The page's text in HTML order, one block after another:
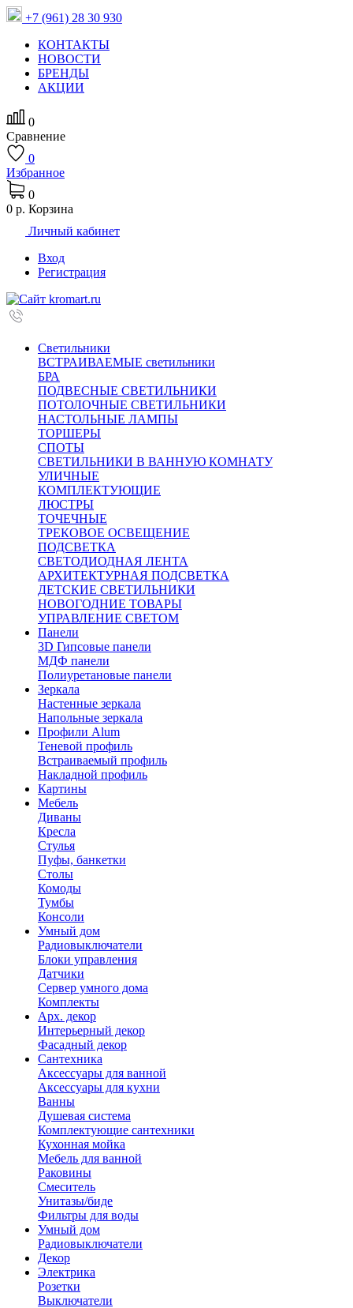
+7 (961) 28 30 930
КОНТАКТЫ
НОВОСТИ
БРЕНДЫ
АКЦИИ
0
Сравнение
0
Избранное
0
0 р. Корзина
Личный кабинет
Вход
Регистрация
Светильники
ВСТРАИВАЕМЫЕ светильники
БРА
ПОДВЕСНЫЕ СВЕТИЛЬНИКИ
ПОТОЛОЧНЫЕ СВЕТИЛЬНИКИ
НАСТОЛЬНЫЕ ЛАМПЫ
ТОРШЕРЫ
СПОТЫ
СВЕТИЛЬНИКИ В ВАННУЮ КОМНАТУ
УЛИЧНЫЕ
КОМПЛЕКТУЮЩИЕ
ЛЮСТРЫ
ТОЧЕЧНЫЕ
ТРЕКОВОЕ ОСВЕЩЕНИЕ
ПОДСВЕТКА
СВЕТОДИОДНАЯ ЛЕНТА
АРХИТЕКТУРНАЯ ПОДСВЕТКА
ДЕТСКИЕ СВЕТИЛЬНИКИ
НОВОГОДНИЕ ТОВАРЫ
УПРАВЛЕНИЕ СВЕТОМ
Панели
3D Гипсовые панели
МДФ панели
Полиуретановые панели
Зеркала
Настенные зеркала
Напольные зеркала
Профили Alum
Теневой профиль
Встраиваемый профиль
Накладной профиль
Картины
Мебель
Диваны
Кресла
Стулья
Пуфы, банкетки
Столы
Комоды
Тумбы
Консоли
Умный дом
Радиовыключатели
Блоки управления
Датчики
Сервер умного дома
Комплекты
Арх. декор
Интерьерный декор
Фасадный декор
Сантехника
Аксессуары для ванной
Аксессуары для кухни
Ванны
Душевая система
Комплектующие сантехники
Кухонная мойка
Мебель для ванной
Раковины
Смеситель
Унитазы/биде
Фильтры для воды
Умный дом
Радиовыключатели
Декор
Электрика
Розетки
Выключатели